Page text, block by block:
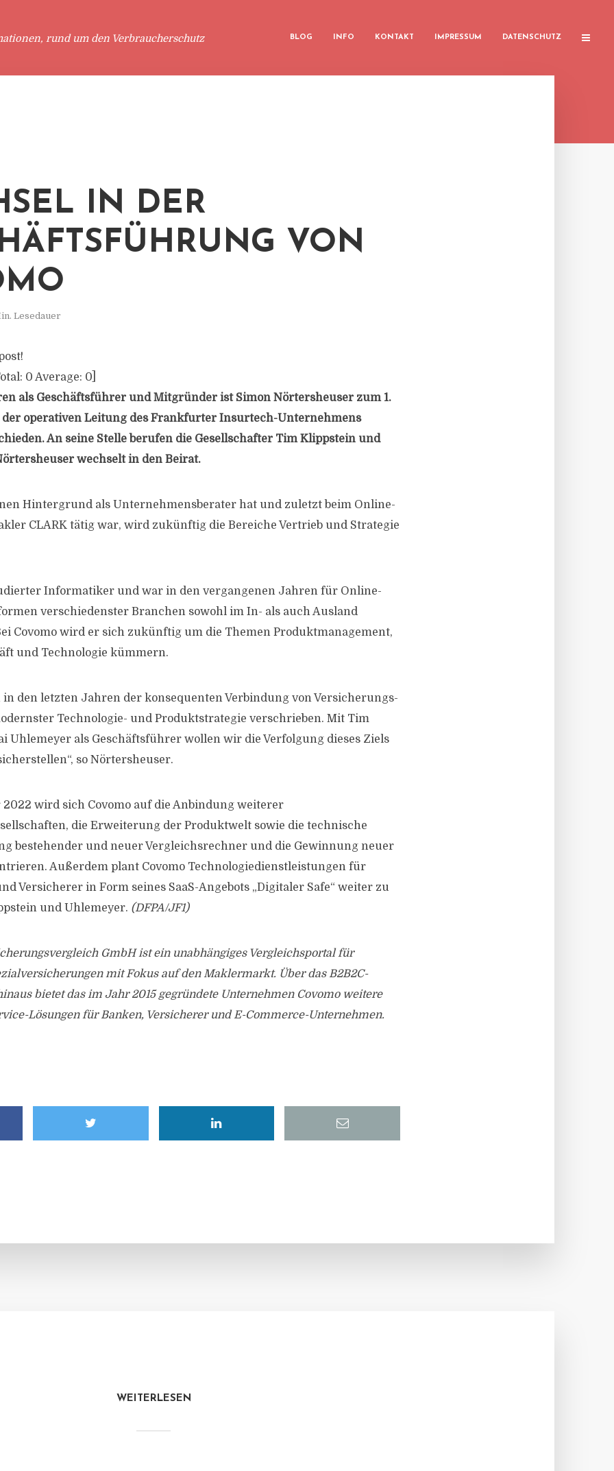
rund um den Verbraucherschutz BLOG INFO KONTAKT IMPRESSUM DATENSCHUTZ
IN DER
VON
Lesedauer
0 Average: 0
als Geschäftsführer und Mitgründer ist Simon Nörtersheuser zum 1.
der operativen Leitung des Frankfurter Insurtech-Unternehmens
An seine Stelle berufen die Gesellschafter Tim Klippstein und
wechselt in den Beirat.
Hintergrund als Unternehmensberater hat und zuletzt beim Online-
CLARK tätig war, wird zukünftig die Bereiche Vertrieb und Strategie
Informatiker und war in den vergangenen Jahren für Online-
verschiedenster Branchen sowohl im In- als auch Ausland
Covomo wird er sich zukünftig um die Themen Produktmanagement,
und Technologie kümmern.
in den letzten Jahren der konsequenten Verbindung von Versicherungs-
Technologie- und Produktstrategie verschrieben. Mit Tim
Uhlemeyer als Geschäftsführer wollen wir die Verfolgung dieses Ziels
so Nörtersheuser.
wird sich Covomo auf die Anbindung weiterer
die Erweiterung der Produktwelt sowie die technische
bestehender und neuer Vergleichsrechner und die Gewinnung neuer
Außerdem plant Covomo Technologiedienstleistungen für
Versicherer in Form seines SaaS-Angebots „Digitaler Safe“ weiter zu
und Uhlemeyer. (DFPA/JF1)
GmbH ist ein unabhängiges Vergleichsportal für
mit Fokus auf den Maklermarkt. Über das B2B2C-
bietet das im Jahr 2015 gegründete Unternehmen Covomo weitere
Lösungen für Banken, Versicherer und E-Commerce-Unternehmen.
WEITERLESEN